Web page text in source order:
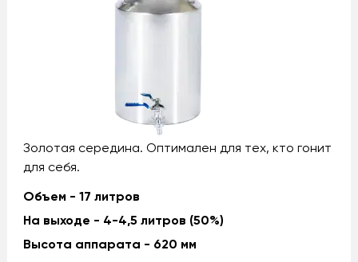
Золотая середина. Оптимален для тех, кто гонит
для себя.
Объем - 17 литров
На выходе - 4-4,5 литров (50%)
Высота аппарата - 620 мм